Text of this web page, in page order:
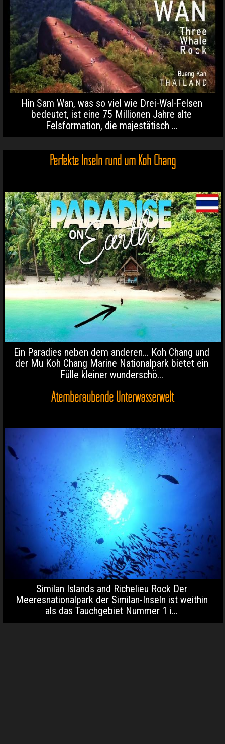
Hin Sam Wan, was so viel wie Drei-Wal-Felsen
bedeutet, ist eine 75 Millionen Jahre alte
Felsformation, die majestätisch ...
Perfekte Inseln rund um Koh Chang
Ein Paradies neben dem anderen... Koh Chang und
der Mu Koh Chang Marine Nationalpark bietet ein
Fülle kleiner wunderschö...
Atemberaubende Unterwasserwelt
Similan Islands and Richelieu Rock Der
Meeresnationalpark der Similan-Inseln ist weithin
als das Tauchgebiet Nummer 1 i...